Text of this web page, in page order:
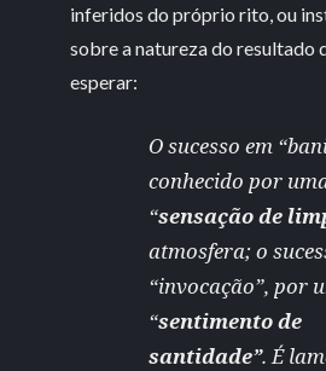
inferidos do próprio rito, ou
sobre a natureza do resultado
esperar:
O sucesso em
conhecido por
“sensação de
atmosfera; o
“invocação”, por
“sentimento de
santidade”. É